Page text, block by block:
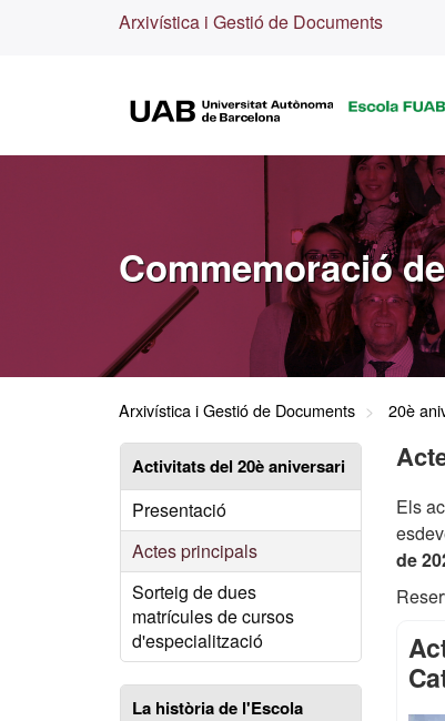
Arxivística i Gestió de Documents
Commemoració
Arxivística i Gestió de Documents 20è
Activitats del 20è aniversari
Presentació
Actes principals
Sorteig de dues
matrícules de cursos
d'especialització
La història de l'Escola
Els
de